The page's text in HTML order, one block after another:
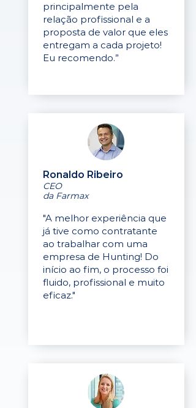
principalmente pela
relação profissional e a
proposta de valor que eles
entregam a cada projeto!
Eu recomendo.”
Ronaldo Ribeiro
CEO
da Farmax
"A melhor experiência que
já tive como contratante
ao trabalhar com uma
empresa de Hunting! Do
início ao fim, o processo foi
fluido, profissional e muito
eficaz."